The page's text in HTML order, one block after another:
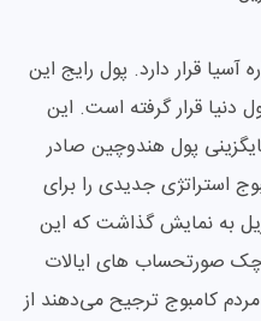
قرار دارد. پول رایج این
دنیا قرار گرفته است. این
سال 1995 برای جایگزینی پول هندوچین صادر
ملی کامبوج استراتژی جدیدی را برای
به نمایش گذاشت که این
صورتحساب های ایالات
کامبوج ترجیح می‌دهند از